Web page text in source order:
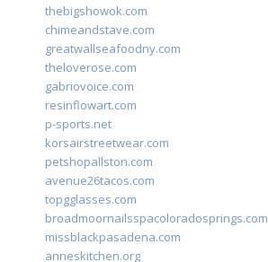
thebigshowok.com
chimeandstave.com
greatwallseafoodny.com
theloverose.com
gabriovoice.com
resinflowart.com
p-sports.net
korsairstreetwear.com
petshopallston.com
avenue26tacos.com
topgglasses.com
broadmoornailsspacoloradosprings.com
missblackpasadena.com
anneskitchen.org